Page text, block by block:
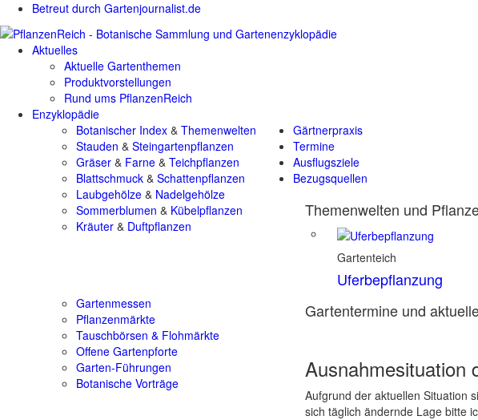
Betreut durch Gartenjournalist.de
Aktuelles
Aktuelle Gartenthemen
Produktvorstellungen
Rund ums PflanzenReich
Enzyklopädie
Botanischer Index & Themenwelten
Stauden & Steingartenpflanzen
Gräser & Farne & Teichpflanzen
Blattschmuck & Schattenpflanzen
Laubgehölze & Nadelgehölze
Sommerblumen & Kübelpflanzen
Kräuter & Duftpflanzen
Themenwelten und
Gartenteich
Uferbepflanzung
Gärtnerpraxis
Termine
Gartenmessen
Pflanzenmärkte
Tauschbörsen & Flohmärkte
Offene Gartenpforte
Garten-Führungen
Botanische Vorträge
Gartentermine und
Ausnahmesituation
Aufgrund der aktuellen Situation
sich täglich ändernde Lage bitte
Ausflugsziele
Bezugsquellen